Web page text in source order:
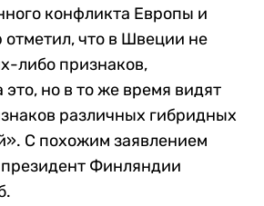
конфликта Европы и
что в Швеции не
либо признаков,
но в то же время видят
различных гибридных
С похожим заявлением
президент Финляндии